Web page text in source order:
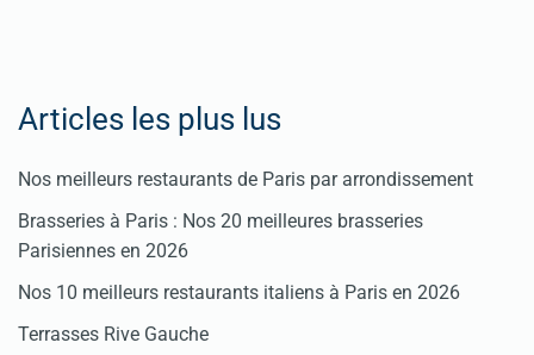
Articles les plus lus
Nos meilleurs restaurants de Paris par arrondissement
Brasseries à Paris : Nos 20 meilleures brasseries
Parisiennes en 2026
Nos 10 meilleurs restaurants italiens à Paris en 2026
Terrasses Rive Gauche